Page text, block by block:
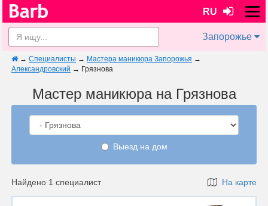
RU
Запорожье
→ Специалисты → Мастера маникюра Запорожья →
Александровский → Грязнова
Мастер маникюра на Грязнова
Выезд на дом
Найдено 1 специалист На карте